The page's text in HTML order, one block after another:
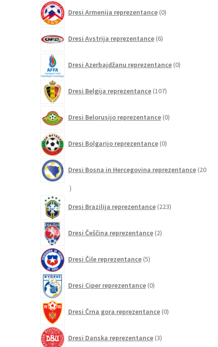
Dresi Armenija reprezentance 0izdelkov
Dresi Avstrija reprezentance 6izdelkov
Dresi Azerbajdžanu reprezentance 0izdelkov
Dresi Belgija reprezentance 107izdelkov
Dresi Belorusijo reprezentance 0izdelkov
Dresi Bolgarijo reprezentance 0izdelkov
Dresi Bosna in Hercegovina reprezentance 20
20
Dresi Brazilija reprezentance 223izdelkov
Dresi Češčina reprezentance 2izdelka
Dresi Čile reprezentance 5izdelkov
Dresi Ciper reprezentance 0izdelkov
Dresi Črna gora reprezentance 0izdelkov
Dresi Danska reprezentance 3izdelki